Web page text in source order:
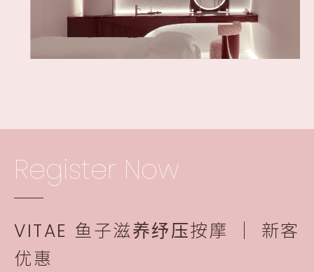
Register Now
VITAE 鱼子滋养纾压按摩 │ 新客
优惠